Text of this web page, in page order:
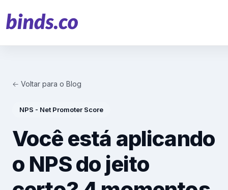
Financeiro
Varejo
Saúde
← Voltar para o Blog
NPS - Net Promoter Score
Você está aplicando
o NPS do jeito